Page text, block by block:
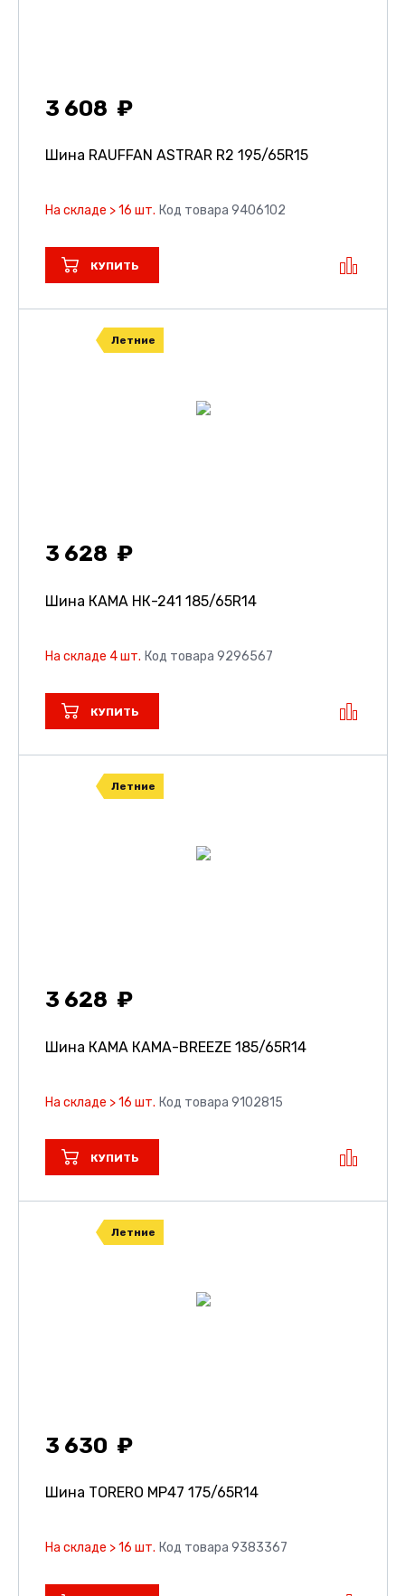
3 608
Шина RAUFFAN ASTRAR R2 195/65R15
На складе > 16 шт. Код товара 9406102
КУПИТЬ
Летние
3 628
Шина КАМА НК-241 185/65R14
На складе 4 шт. Код товара 9296567
КУПИТЬ
Летние
3 628
Шина КАМА КАМА-BREEZE 185/65R14
На складе > 16 шт. Код товара 9102815
КУПИТЬ
Летние
3 630
Шина TORERO MP47 175/65R14
На складе > 16 шт. Код товара 9383367